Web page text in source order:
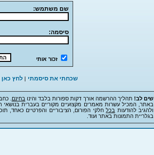
שם משתמש:
סיסמה:
זכור אותי
שכחתי את סיסמתי |לחץ
שים לב! תהליך ההרשמה אורך דקות ספורות בלבד והינו בחינם .
באתר, המכיל עשרות מאמרים מקצועיים מקוריים בעברית בנושאי
ולהגיב להודעות בכלחלקי הפורום, הציבוריים והפרטיים כאחד,
בגלריית התמונות באתר ועוד.